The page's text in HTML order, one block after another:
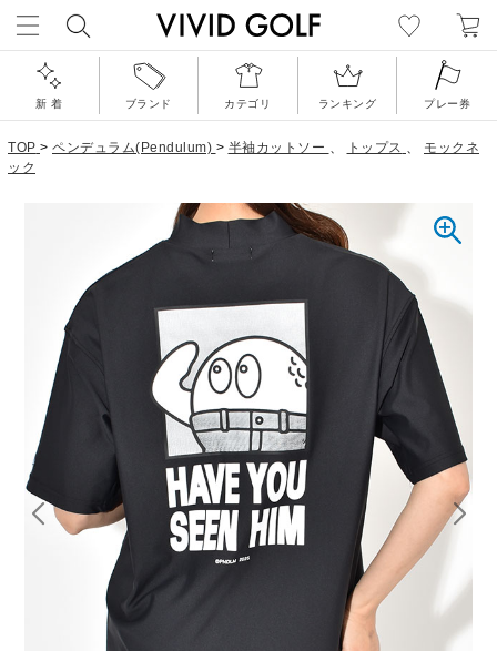
新 着 ブランド カテゴリ ランキング プレー券
TOP > ペンデュラム(Pendulum) > 半袖カットソー 、 トップス 、 モックネ
ック